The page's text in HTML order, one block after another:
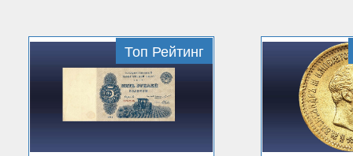
Топ Рейтинг